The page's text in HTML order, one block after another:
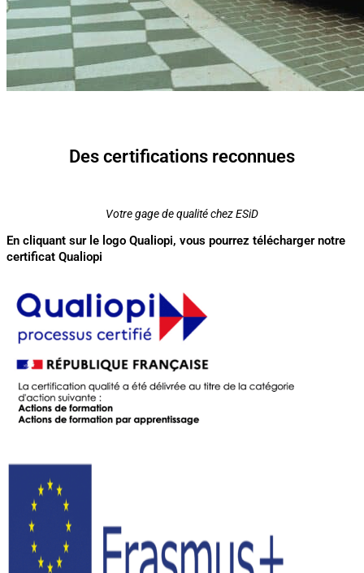
Des certifications reconnues
Votre gage de qualité chez ESiD
En cliquant sur le logo Qualiopi, vous pourrez télécharger notre
certificat Qualiopi